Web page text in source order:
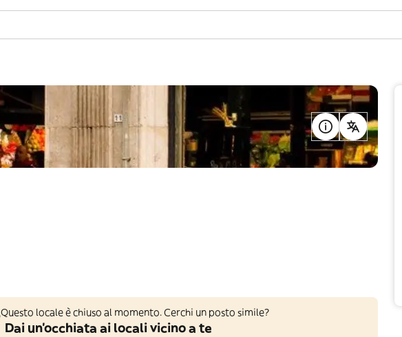
Questo locale è chiuso al momento. Cerchi un posto simile?
Dai un'occhiata ai locali vicino a te